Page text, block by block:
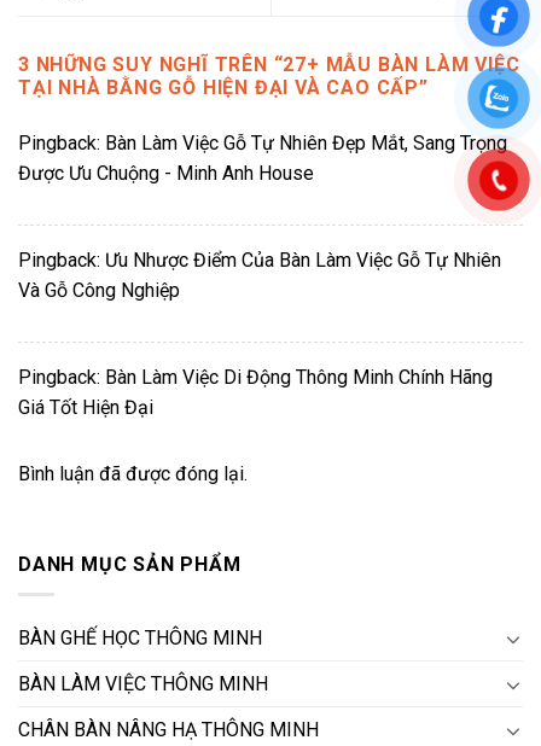
3 NHỮNG SUY NGHĨ TRÊN “27+ MẪU BÀN LÀM VIỆC
TẠI NHÀ BẰNG GỖ HIỆN ĐẠI VÀ CAO CẤP”
Pingback: Bàn Làm Việc Gỗ Tự Nhiên Đẹp Mắt, Sang Trọng
Được Ưu Chuộng - Minh Anh House
Pingback: Ưu Nhược Điểm Của Bàn Làm Việc Gỗ Tự Nhiên
Và Gỗ Công Nghiệp
Pingback: Bàn Làm Việc Di Động Thông Minh Chính Hãng
Giá Tốt Hiện Đại
Bình luận đã được đóng lại.
DANH MỤC SẢN PHẨM
BÀN GHẾ HỌC THÔNG MINH
BÀN LÀM VIỆC THÔNG MINH
CHÂN BÀN NÂNG HẠ THÔNG MINH